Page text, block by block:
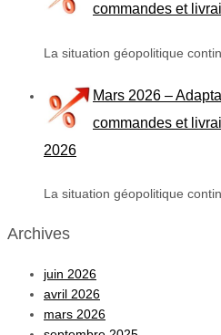
commandes et
La situation géopolitique
Mars 2026 –
commandes et
2026
La situation géopolitique
Archives
juin 2026
avril 2026
mars 2026